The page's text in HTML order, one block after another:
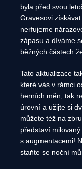
byla před svou
Gravesovi
nerfujeme
zápasu a díváme
běžných částech
Tato aktualizace
které vás v rámci
herních měn, tak
úrovní a užijte si
můžete též na
představí
s augmentacemi!
staňte se noční